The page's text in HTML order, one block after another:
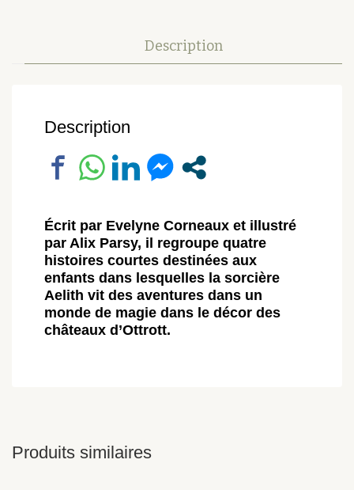
Description
Description
Écrit par Evelyne Corneaux et illustré
par Alix Parsy, il regroupe quatre
histoires courtes destinées aux
enfants dans lesquelles la sorcière
Aelith vit des aventures dans un
monde de magie dans le décor des
châteaux d’Ottrott.
Produits similaires